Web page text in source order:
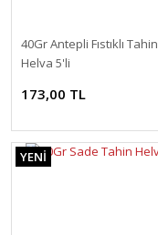
40Gr Antepli Fıstıklı Tahin
Helva 5'li
173,00 TL
YENİ